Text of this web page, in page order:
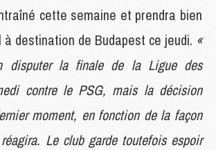
cette semaine et prendra bien
destination de Budapest ce jeudi. «
disputer la finale de la Ligue des
contre le PSG, mais la décision
moment, en fonction de la façon
Le club garde toutefois espoir